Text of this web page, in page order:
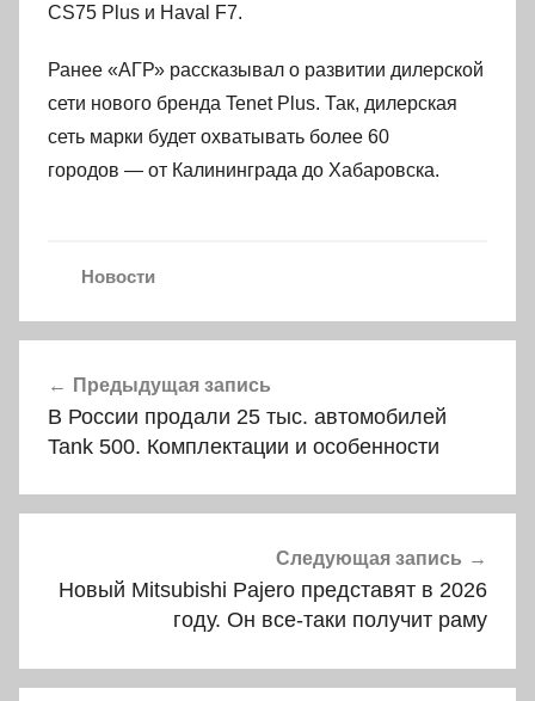
CS75 Plus и Haval F7.
Ранее «АГР» рассказывал о развитии дилерской
сети нового бренда Tenet Plus. Так, дилерская
сеть марки будет охватывать более 60
городов — от Калининграда до Хабаровска.
Новости
по
записям
Предыдущая запись
В России продали 25 тыс. автомобилей
Tank 500. Комплектации и особенности
Следующая запись
Новый Mitsubishi Pajero представят в 2026
году. Он все-таки получит раму